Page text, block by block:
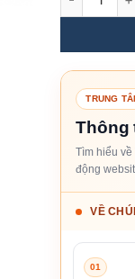
TRUNG
Thông
Tìm hiểu
động
VỀ
01